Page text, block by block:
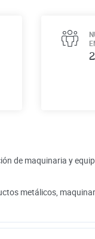
de maquinaria y
metálicos,